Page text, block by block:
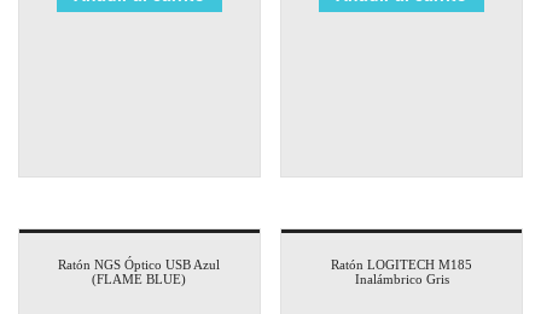
Ratón NGS Óptico USB Azul
(FLAME BLUE)
Ratón LOGITECH M185
Inalámbrico Gris